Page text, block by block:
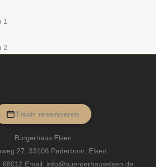
1
2
Tisch reservieren
Bürgerhaus Elsen
27, 33106 Paderborn, Elsen
68012 Email: info@buergerhauselsen.de